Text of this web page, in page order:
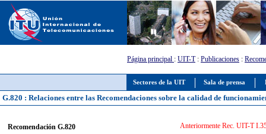
Sectores de la UIT Sala de prensa
Página principal : UIT-T: Publicaciones :
G.820 : Relaciones entre las Recomendaciones sobre la calidad de
Recomendación G.820 Anteriormente Rec. UIT-T